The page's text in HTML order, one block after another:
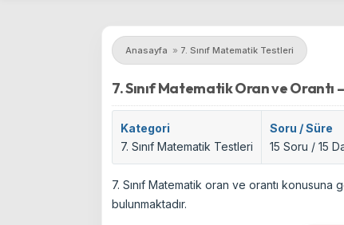
Anasayfa » 7. Sınıf Matematik Testleri
7. Sınıf Matematik Oran ve Orantı
Kategori
7. Sınıf Matematik Testleri
Soru / Süre
15 Soru / 15
7. Sınıf Matematik oran ve orantı konusuna
bulunmaktadır.